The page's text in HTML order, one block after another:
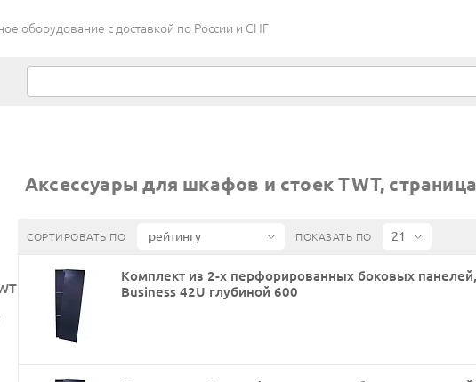
оборудование c доставкой по России и СНГ
Аксессуары для шкафов и стоек TWT,
СОРТИРОВАТЬ ПО ПОКАЗАТЬ ПО
Комплект из 2-х перфорированных боковых
Business 42U глубиной 600